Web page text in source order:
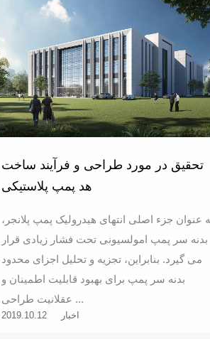
تحقیق در مورد طراحی و فرآیند ساخت
هد پمپ پلاستیکی
عنوان جزء اصلی انتهای هیدرولیک پمپ پلانجر،
بدنه سر پمپ امولسیونی تحت فشار زیادی قرار
می گیرد. بنابراین، تجزیه و تحلیل اجزای محدود
بدنه سر پمپ برای بهبود قابلیت اطمینان و
عقلانیت طراحی ...
2019.10.12 اخبار